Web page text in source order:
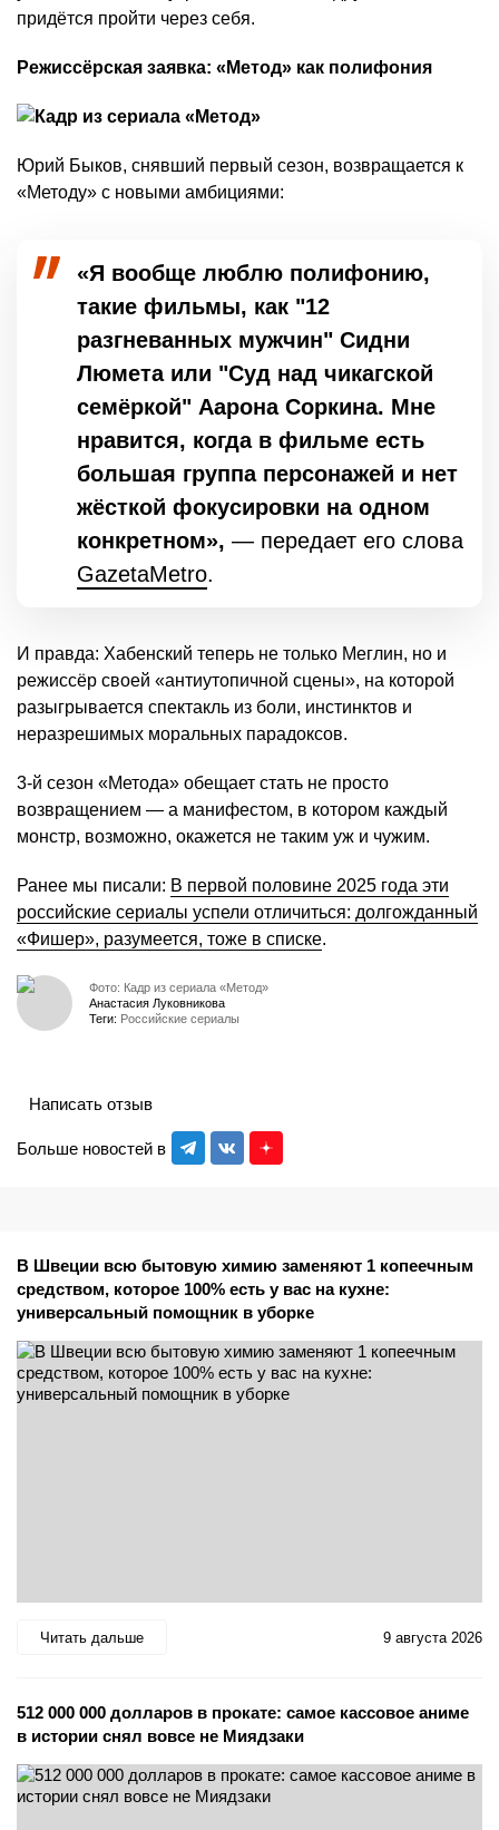
придётся пройти через себя.
Режиссёрская заявка: «Метод» как полифония
Юрий Быков, снявший первый сезон, возвращается к
«Методу» с новыми амбициями:
«Я вообще люблю полифонию,
такие фильмы, как "12
разгневанных мужчин" Сидни
Люмета или "Суд над чикагской
семёркой" Аарона Соркина. Мне
нравится, когда в фильме есть
большая группа персонажей и нет
жёсткой фокусировки на одном
конкретном», — передает его слова
GazetaMetro.
И правда: Хабенский теперь не только Меглин, но и
режиссёр своей «антиутопичной сцены», на которой
разыгрывается спектакль из боли, инстинктов и
неразрешимых моральных парадоксов.
3-й сезон «Метода» обещает стать не просто
возвращением — а манифестом, в котором каждый
монстр, возможно, окажется не таким уж и чужим.
Ранее мы писали: В первой половине 2025 года эти
российские сериалы успели отличиться: долгожданный
«Фишер», разумеется, тоже в списке.
Фото: Кадр из сериала «Метод»
Анастасия Луковникова
Теги: Российские сериалы
Больше новостей в
Написать отзыв
В Швеции всю бытовую химию заменяют 1 копеечным
средством, которое 100% есть у вас на кухне:
универсальный помощник в уборке
Читать дальше 9 августа 2026
512 000 000 долларов в прокате: самое кассовое аниме
в истории снял вовсе не Миядзаки